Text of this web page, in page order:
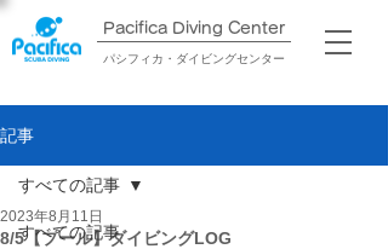
Pacifica Diving Center​
パシフィカ・ダイビングセンター
記事
すべての記事
すべての記事
8/5【プール】ダイビングLOG
2023年8月11日